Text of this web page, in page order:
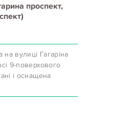
проспект,
на вулиці Гагаріна
9-поверхового
і оснащена